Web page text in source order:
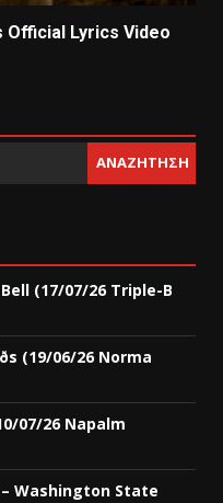
Official Lyrics Video
ΑΝΑΖΉΤΗΣΗ
(17/07/26 Triple-B
(19/06/26 Norma
07/26 Napalm
– Washington State